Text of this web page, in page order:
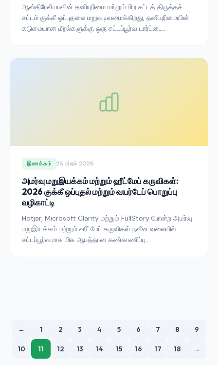
ஆஸ்திரேலியாவின் தனியுரிமை மற்றும் பிற சட்டத் திருத்தச்
சட்டம் குக்கீ ஒப்புதலை மறுவடிவமைக்கிறது, தனியுரிமையின்
கடுமையான மீறல்களுக்கு ஒரு சட்டப்பூர்வ டார்ட்டை
ஆஸ்திரேலிய சந்தையில் செயல்படும் வெளியீட்டாளர்கள் மற்றும்
இணக்கம் 28 ஏப்ரல் 2026
அமர்வு மறுஇயக்கம் மற்றும் ஹீட்மேப் கருவிகள்:
2026 குக்கீ ஒப்புதல் மற்றும் வயர்டேப் பொறுப்பு
வழிகாட்டி
Hotjar, Microsoft Clarity மற்றும் FullStory போன்ற அமர்வு
மறுஇயக்கம் மற்றும் ஹீட்மேப் கருவிகள் நவீன வலையில்
சட்டப்பூர்வமாக மிக ஆபத்தான கண்காணிப்பு
← 1 2 3 4 5 6 7 8 9
10 11 12 13 14 15 16 17 18 →